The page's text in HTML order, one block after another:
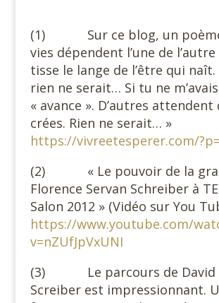
(1) Sur ce blog, un poème
vies dépendent l’une de l’autre
tisse le lange de l’être qui naît.
rien ne serait… Si tu ne
« avance ». D’autres attendent
crées. Rien ne serait… »
https://vivreetesperer.com/
(2) « Le pouvoir de la
Florence Servan Schreiber à
Salon 2012 » (Vidéo sur You
https://www.youtube.com/
v=nZUfJpVxUNI
(3) Le parcours de David
Screiber est impressionnant.